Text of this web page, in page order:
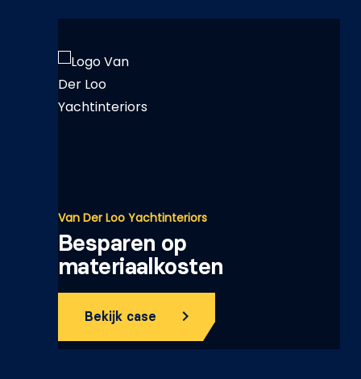
Van Der Loo Yachtinteriors
Besparen op
materiaalkosten
Bekijk case